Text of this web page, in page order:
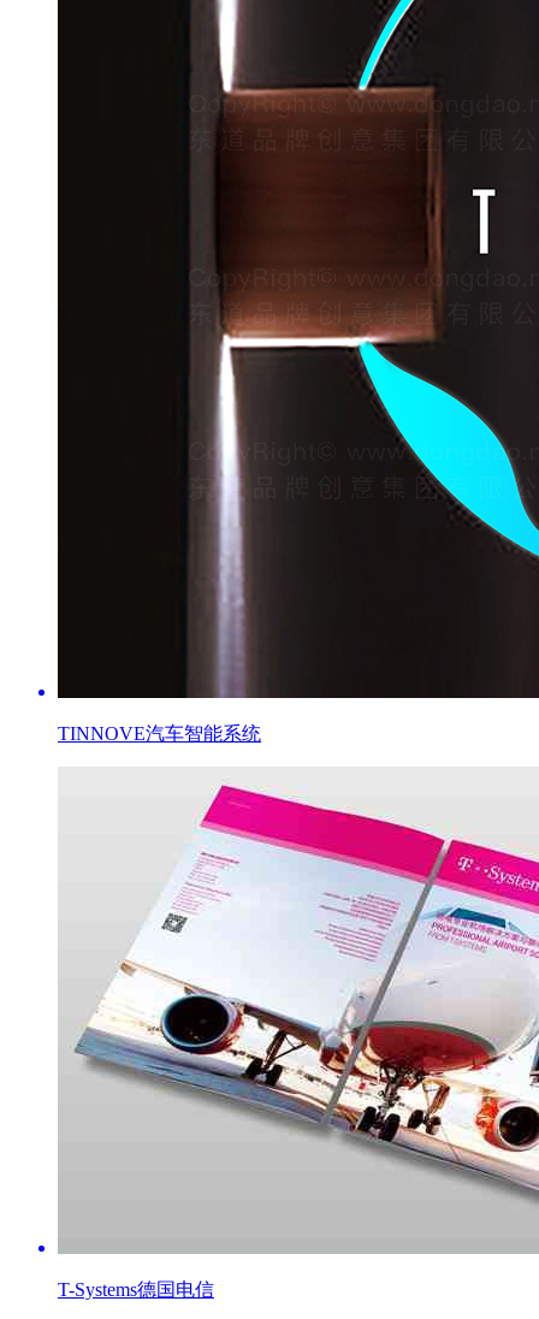
TINNOVE汽车智能系统
T-Systems德国电信